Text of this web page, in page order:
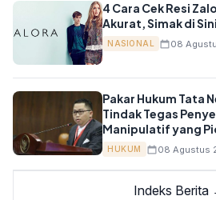
4 Cara Cek Resi
Akurat, Simak di Sini
NASIONAL 08
Pakar Hukum Tata
Tindak Tegas
Manipulatif yang
HUKUM 08 Agustus
Indeks Berita